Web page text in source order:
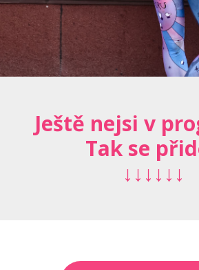
Ještě nejsi v
Tak se
↓↓↓↓↓↓